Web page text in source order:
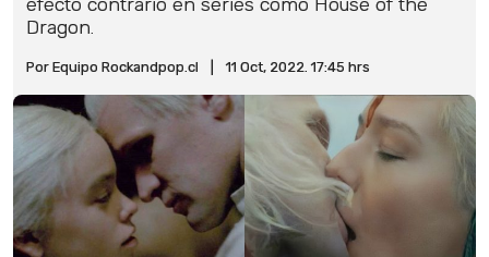
efecto contrario en series como House of the
Dragon.
Por Equipo Rockandpop.cl 11 Oct, 2022. 17:45 hrs